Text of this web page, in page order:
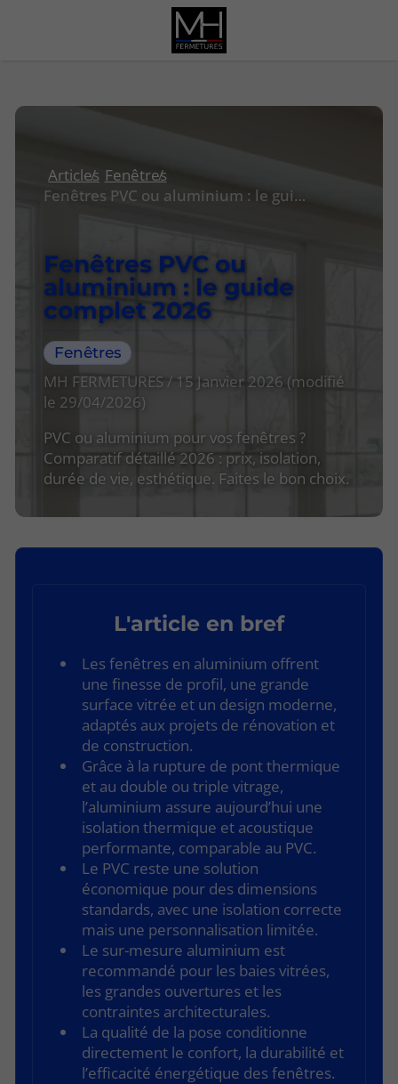
Articles Fenêtres
Fenêtres PVC ou aluminium : le guide complet 2026
Fenêtres PVC ou
aluminium : le guide
complet 2026
Fenêtres
MH FERMETURES / 15 Janvier 2026 (modifié
le 29/04/2026)
PVC ou aluminium pour vos fenêtres ?
Comparatif détaillé 2026 : prix, isolation,
durée de vie, esthétique. Faites le bon choix.
L'article en bref
Les fenêtres en aluminium offrent
une finesse de profil, une grande
surface vitrée et un design moderne,
adaptés aux projets de rénovation et
de construction.
Grâce à la rupture de pont thermique
et au double ou triple vitrage,
l’aluminium assure aujourd’hui une
isolation thermique et acoustique
performante, comparable au PVC.
Le PVC reste une solution
économique pour des dimensions
standards, avec une isolation correcte
mais une personnalisation limitée.
Le sur-mesure aluminium est
recommandé pour les baies vitrées,
les grandes ouvertures et les
contraintes architecturales.
La qualité de la pose conditionne
directement le confort, la durabilité et
l’efficacité énergétique des fenêtres.